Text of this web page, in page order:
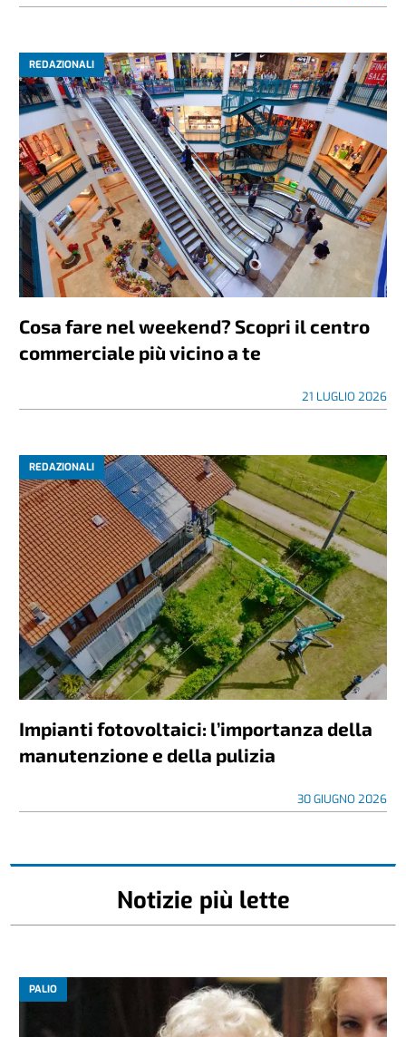
REDAZIONALI
Cosa fare nel weekend? Scopri il centro
commerciale più vicino a te
21 LUGLIO 2026
REDAZIONALI
Impianti fotovoltaici: l’importanza della
manutenzione e della pulizia
30 GIUGNO 2026
Notizie più lette
PALIO